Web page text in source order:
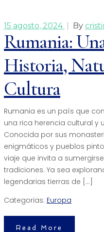
15 agosto, 2024 By
Rumania:
Historia,
Cultura
Rumania es un país que
una rica herencia cultural y
Conocida por sus
enigmáticos y pueblos
viaje que invita a
tradiciones. Ya sea
legendarias tierras de […]
Categorias: Europa
Read More